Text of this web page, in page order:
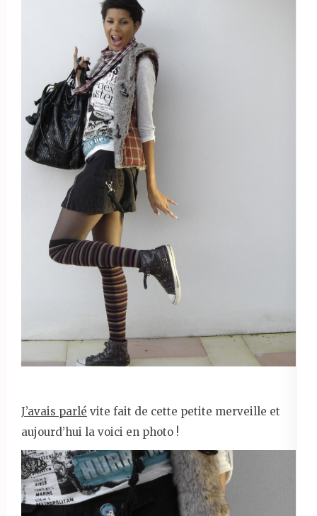
J’avais parlé vite fait de cette petite merveille et
aujourd’hui la voici en photo !